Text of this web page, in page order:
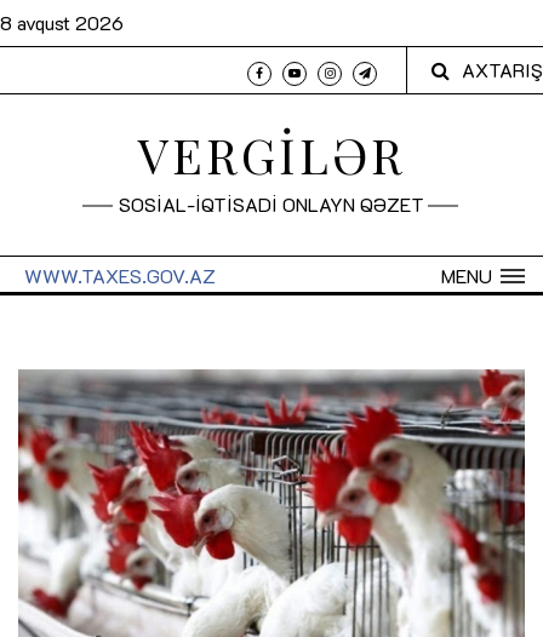
8 avqust 2026
AXTARIŞ
VERGİLƏR
SOSİAL-İQTİSADİ ONLAYN QƏZET
MENU
WWW.TAXES.GOV.AZ